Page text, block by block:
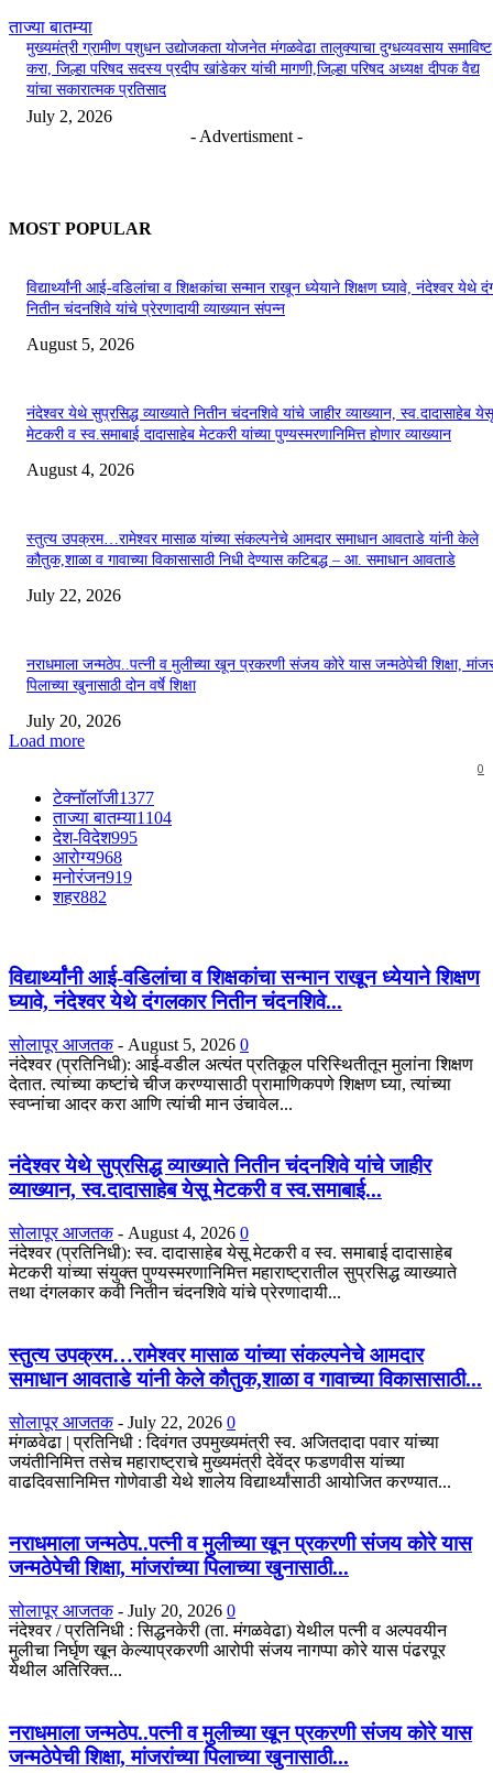
ताज्या बातम्या
मुख्यमंत्री ग्रामीण पशुधन उद्योजकता योजनेत मंगळवेढा तालुक्याचा दुग्धव्यवसाय समाविष्ट
करा, जिल्हा परिषद सदस्य प्रदीप खांडेकर यांची मागणी,जिल्हा परिषद अध्यक्ष दीपक वैद्य
यांचा सकारात्मक प्रतिसाद
July 2, 2026
- Advertisment -
MOST POPULAR
विद्यार्थ्यांनी आई-वडिलांचा व शिक्षकांचा सन्मान राखून ध्येयाने शिक्षण घ्यावे, नंदेश्वर येथे
नितीन चंदनशिवे यांचे प्रेरणादायी व्याख्यान संपन्न
August 5, 2026
नंदेश्वर येथे सुप्रसिद्ध व्याख्याते नितीन चंदनशिवे यांचे जाहीर व्याख्यान, स्व.दादासाहेब येसू
मेटकरी व स्व.समाबाई दादासाहेब मेटकरी यांच्या पुण्यस्मरणानिमित्त होणार व्याख्यान
August 4, 2026
स्तुत्य उपक्रम…रामेश्वर मासाळ यांच्या संकल्पनेचे आमदार समाधान आवताडे यांनी केले
कौतुक,शाळा व गावाच्या विकासासाठी निधी देण्यास कटिबद्ध – आ. समाधान आवताडे
July 22, 2026
नराधमाला जन्मठेप..पत्नी व मुलीच्या खून प्रकरणी संजय कोरे यास जन्मठेपेची शिक्षा,
पिलाच्या खुनासाठी दोन वर्षे शिक्षा
July 20, 2026
Load more
0
टेक्नॉलॉजी1377
ताज्या बातम्या1104
देश-विदेश995
आरोग्य968
मनोरंजन919
शहर882
विद्यार्थ्यांनी आई-वडिलांचा व शिक्षकांचा सन्मान राखून ध्येयाने शिक्षण
घ्यावे, नंदेश्वर येथे दंगलकार नितीन चंदनशिवे...
सोलापूर आजतक - August 5, 2026 0
नंदेश्वर (प्रतिनिधी): आई-वडील अत्यंत प्रतिकूल परिस्थितीतून मुलांना शिक्षण
देतात. त्यांच्या कष्टांचे चीज करण्यासाठी प्रामाणिकपणे शिक्षण घ्या, त्यांच्या
स्वप्नांचा आदर करा आणि त्यांची मान उंचावेल...
नंदेश्वर येथे सुप्रसिद्ध व्याख्याते नितीन चंदनशिवे यांचे जाहीर
व्याख्यान, स्व.दादासाहेब येसू मेटकरी व स्व.समाबाई...
सोलापूर आजतक - August 4, 2026 0
नंदेश्वर (प्रतिनिधी): स्व. दादासाहेब येसू मेटकरी व स्व. समाबाई दादासाहेब
मेटकरी यांच्या संयुक्त पुण्यस्मरणानिमित्त महाराष्ट्रातील सुप्रसिद्ध व्याख्याते
तथा दंगलकार कवी नितीन चंदनशिवे यांचे प्रेरणादायी...
स्तुत्य उपक्रम…रामेश्वर मासाळ यांच्या संकल्पनेचे आमदार
समाधान आवताडे यांनी केले कौतुक,शाळा व गावाच्या विकासासाठी...
सोलापूर आजतक - July 22, 2026 0
मंगळवेढा | प्रतिनिधी : दिवंगत उपमुख्यमंत्री स्व. अजितदादा पवार यांच्या
जयंतीनिमित्त तसेच महाराष्ट्राचे मुख्यमंत्री देवेंद्र फडणवीस यांच्या
वाढदिवसानिमित्त गोणेवाडी येथे शालेय विद्यार्थ्यांसाठी आयोजित करण्यात...
नराधमाला जन्मठेप..पत्नी व मुलीच्या खून प्रकरणी संजय कोरे यास
जन्मठेपेची शिक्षा, मांजरांच्या पिलाच्या खुनासाठी...
सोलापूर आजतक - July 20, 2026 0
नंदेश्वर / प्रतिनिधी : सिद्धनकेरी (ता. मंगळवेढा) येथील पत्नी व अल्पवयीन
मुलीचा निर्घृण खून केल्याप्रकरणी आरोपी संजय नागप्पा कोरे यास पंढरपूर
येथील अतिरिक्त...
नराधमाला जन्मठेप..पत्नी व मुलीच्या खून प्रकरणी संजय कोरे यास
जन्मठेपेची शिक्षा, मांजरांच्या पिलाच्या खुनासाठी...